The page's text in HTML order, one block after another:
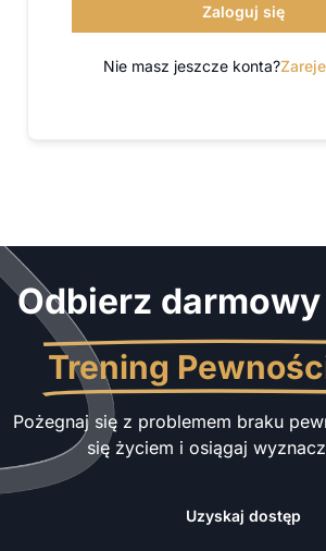
Zaloguj się
Nie masz jeszcze konta?
Odbierz darmowy
Trening
Pożegnaj się z problemem braku
się życiem i osiągaj
Uzyskaj dostęp